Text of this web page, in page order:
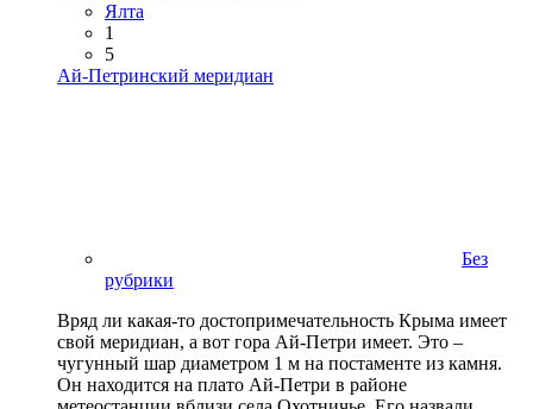
Ялта
1
5
Ай-Петринский меридиан
Без
рубрики
Вряд ли какая-то достопримечательность Крыма имеет
свой меридиан, а вот гора Ай-Петри имеет. Это –
чугунный шар диаметром 1 м на постаменте из камня.
Он находится на плато Ай-Петри в районе